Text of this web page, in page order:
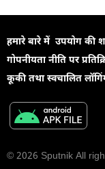
हमारे बारे में उपयोग की
गोपनीयता नीति पर
कूकी तथा स्वचालित
© 2026 Sputnik All